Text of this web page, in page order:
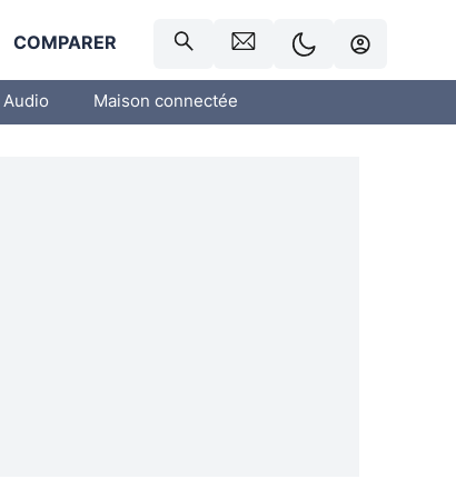
COMPARER
Audio Maison connectée